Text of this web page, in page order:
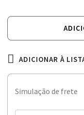
ADICIONAR À
Simulação de frete